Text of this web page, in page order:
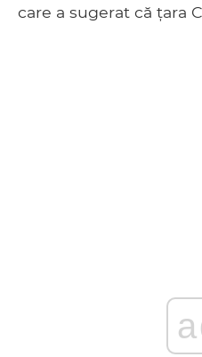
care a sugerat că țara